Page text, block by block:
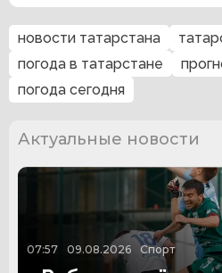
новости татарстана
погода в татарстане
погода сегодня
Актуальные новости
07:57 09.08.2026 Спорт